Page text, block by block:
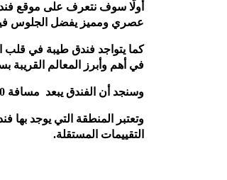
أولًا سوف نتعرف على موقع
عصري ومميز يفضل الجلوس
كما يتواجد فندق طيبة في قلب
في أهم وأبرز المعالم القريبة
وسنجد أن الفندق يبعد مسافة 300 متر فقط من
وتعتبر المنطقة التي يوجد بها
التقييمات المستقلة.